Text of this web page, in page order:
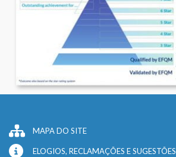
MAPA DO SITE
ELOGIOS, RECLAMAÇÕES E SUGESTÕES